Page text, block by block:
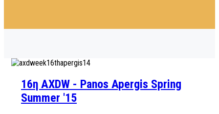
16η AXDW - Panos Apergis Spring
Summer '15